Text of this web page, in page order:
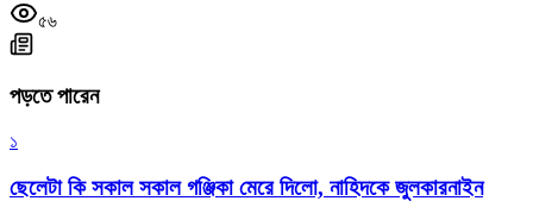
৫৬
পড়তে পারেন
১
ছেলেটা কি সকাল সকাল গঞ্জিকা মেরে দিলো, নাহিদকে জুলকারনাইন